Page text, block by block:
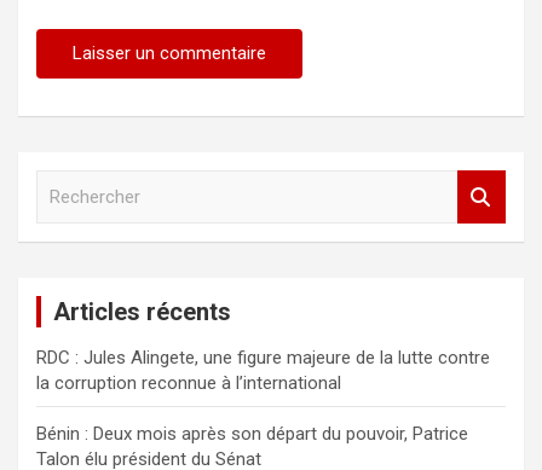
c
h
e
r
Articles récents
RDC : Jules Alingete, une figure majeure de la lutte contre
la corruption reconnue à l’international
Bénin : Deux mois après son départ du pouvoir, Patrice
Talon élu président du Sénat